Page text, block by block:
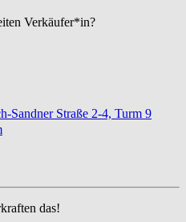
Ver­käu­fer*in?
Sandner Straße 2-4, Turm 9
das!